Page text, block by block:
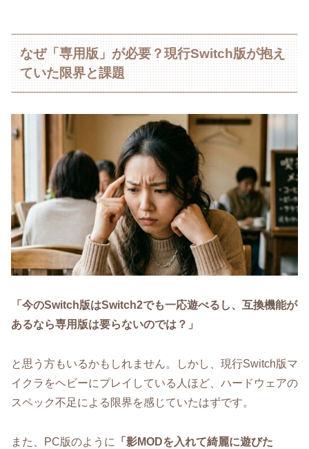
なぜ「専用版」が必要？現行Switch版が抱え
ていた限界と課題
「今のSwitch版はSwitch2でも一応遊べるし、互換機能が
あるなら専用版は要らないのでは？」
と思う方もいるかもしれません。しかし、現行Switch版マ
イクラをヘビーにプレイしている人ほど、ハードウェアの
スペック不足による限界を感じていたはずです。
また、PC版のように
「影MODを入れて綺麗に遊びた